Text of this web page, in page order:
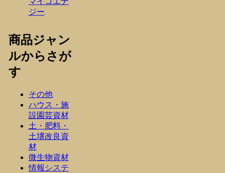
ジー
商品ジャン
ルからさが
す
その他
ハウス・施
設園芸資材
土・肥料・
土壌改良資
材
微生物資材
情報システ